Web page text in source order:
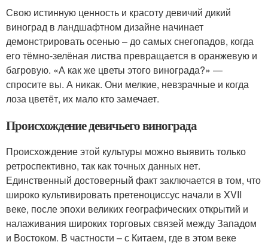
Свою истинную ценность и красоту девичий дикий
виноград в ландшафтном дизайне начинает
демонстрировать осенью – до самых снегопадов, когда
его тёмно-зелёная листва превращается в оранжевую и
багровую. «А как же цветы этого винограда?» —
спросите вы. А никак. Они мелкие, невзрачные и когда
лоза цветёт, их мало кто замечает.
Происхождение девичьего винограда
Происхождение этой культуры можно выявить только
ретроспективно, так как точных данных нет.
Единственный достоверный факт заключается в том, что
широко культивировать претеноциссус начали в XVII
веке, после эпохи великих географических открытий и
налаживания широких торговых связей между Западом
и Востоком. В частности – с Китаем, где в этом веке